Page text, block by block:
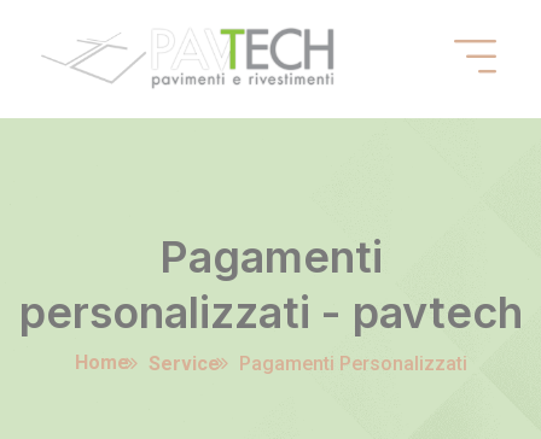
Pagamenti
personalizzati - pavtech
Home Service Pagamenti Personalizzati